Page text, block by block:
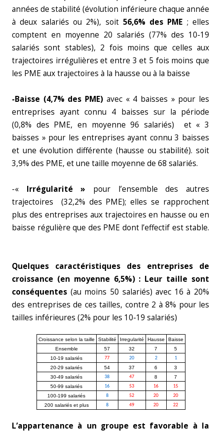
années de stabilité (évolution inférieure chaque année
à deux salariés ou 2%), soit 56,6% des PME ; elles
comptent en moyenne 20 salariés (77% des 10-19
salariés sont stables), 2 fois moins que celles aux
trajectoires irrégulières et entre 3 et 5 fois moins que
les PME aux trajectoires à la hausse ou à la baisse
-Baisse (4,7% des PME) avec « 4 baisses » pour les
entreprises ayant connu 4 baisses sur la période
(0,8% des PME, en moyenne 96 salariés) et « 3
baisses » pour les entreprises ayant connu 3 baisses
et une évolution différente (hausse ou stabilité). soit
3,9% des PME, et une taille moyenne de 68 salariés.
-« Irrégularité » pour l’ensemble des autres
trajectoires (32,2% des PME); elles se rapprochent
plus des entreprises aux trajectoires en hausse ou en
baisse régulière que des PME dont l’effectif est stable.
Quelques caractéristiques des entreprises de
croissance (en moyenne 6,5%) : Leur taille sont
conséquentes (au moins 50 salariés) avec 16 à 20%
des entreprises de ces tailles, contre 2 à 8% pour les
tailles inférieures (2% pour les 10-19 salariés)
Croissance selon la taille Stabilité Irregularité Hausse
Baisse
Ensemble
57 32 7
5
10-19 salariés
77 20 2
1
20-29 salariés
54 37 6
3
30-49 salariés
38 47 8
7
50-99 salariés
16 53 16
15
100-199 salariés
8 52 20
20
200 salariés et plus
8 49 20 22
L’appartenance à un groupe est favorable à la